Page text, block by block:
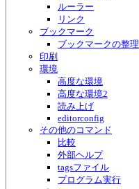
ルーラー
リンク
ブックマーク
ブックマークの整理
印刷
環境
高度な環境
高度な環境2
読み上げ
editorconfig
その他のコマンド
比較
外部ヘルプ
tagsファイル
プログラム実行